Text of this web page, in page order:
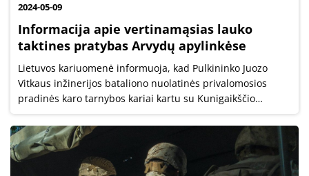
2024-05-09
Informacija apie vertinamąsias lauko
taktines pratybas Arvydų apylinkėse
Lietuvos kariuomenė informuoja, kad Pulkininko Juozo
Vitkaus inžinerijos bataliono nuolatinės privalomosios
pradinės karo tarnybos kariai kartu su Kunigaikščio
Vaidoto pėstininkų bataliono kariais gegužės 13–19 d.
vykdys vertinamąsias lauko...